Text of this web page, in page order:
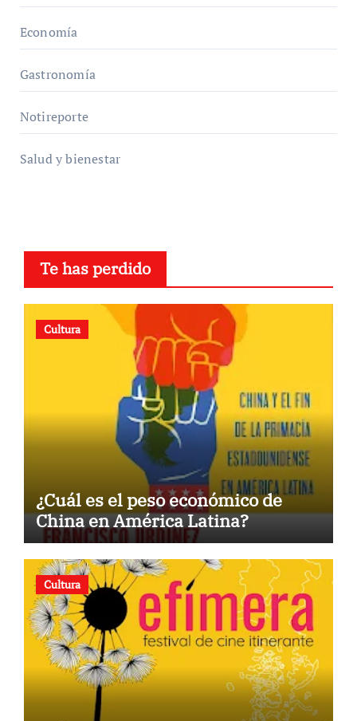
Economía
Gastronomía
Notireporte
Salud y bienestar
Te has perdido
Cultura
¿Cuál es el peso económico de
China en América Latina?
Cultura